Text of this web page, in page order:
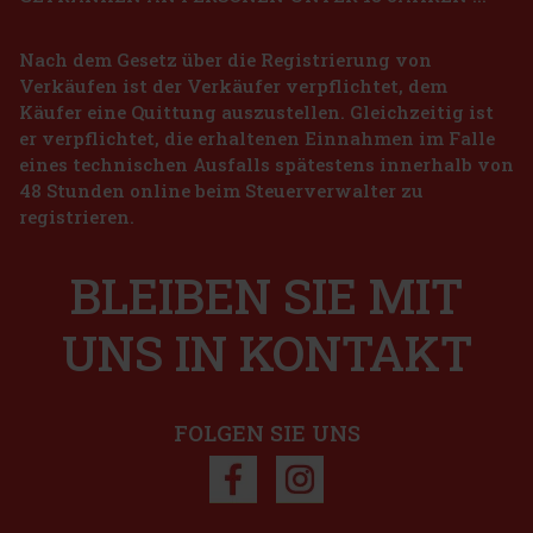
Kylie Cosmetics Body Mist Collection Body Mist
AUF LAGER(2 st)
Kylie Cosmetics Vanilla Dew Hair & Body Mist ist ein zartes,
blumig-gourmetartiges Sprühparfüm für Körper und Haare, das die
Haut in einen cremigen Vanilleduft mit leichtem, luftigem
Charakter hüllt. Es vereint sanfte milchige Noten, frische blum
15.63€ ohne VAT 18.91 €
Bestellen
Lattafa Yara EdP 100 ml
AUF LAGER
wirkt zart und verspielt, hinterlässt aber gleichzeitig einen
markanten und lang anhaltenden Eindruck – ideal für Fraue
Bestellen
Nach dem Gesetz über die Registrierung von
Verkäufen ist der Verkäufer verpflichtet, dem
Käufer eine Quittung auszustellen. Gleichzeitig ist
er verpflichtet, die erhaltenen Einnahmen im Falle
eines technischen Ausfalls spätestens innerhalb von
48 Stunden online beim Steuerverwalter zu
registrieren.
BLEIBEN SIE MIT
UNS IN KONTAKT
FOLGEN SIE UNS